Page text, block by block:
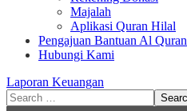
Majalah
Aplikasi Quran Hilal
Pengajuan Bantuan Al Quran
Hubungi Kami
Laporan Keuangan